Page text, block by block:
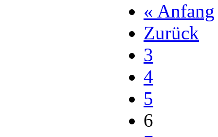
« Anfang
Zurück
3
4
5
6